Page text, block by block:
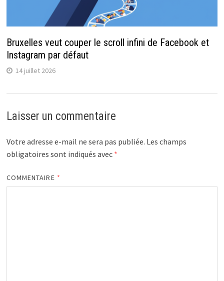
Bruxelles veut couper le scroll infini de Facebook et
Instagram par défaut
14 juillet 2026
Laisser un commentaire
Votre adresse e-mail ne sera pas publiée. Les champs
obligatoires sont indiqués avec *
COMMENTAIRE *